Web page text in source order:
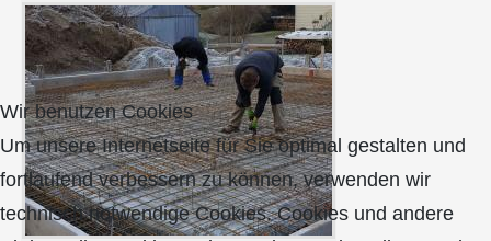
Wir benutzen Cookies
Um unsere Internetseite für Sie optimal gestalten und
fortlaufend verbessern zu können, verwenden wir
technisch notwendige Cookies. Cookies und andere